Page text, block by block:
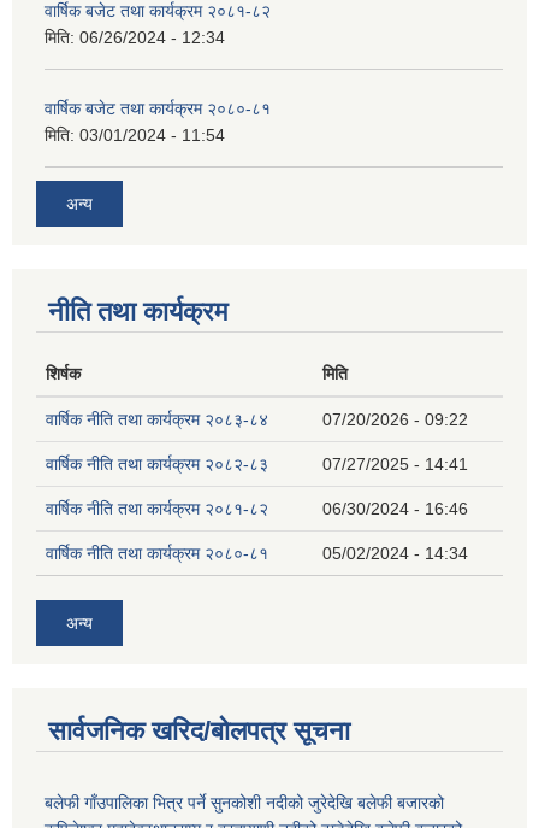
वार्षिक बजेट तथा कार्यक्रम २०८१-८२
मिति: 06/26/2024 - 12:34
वार्षिक बजेट तथा कार्यक्रम २०८०-८१
मिति: 03/01/2024 - 11:54
अन्य
नीति तथा कार्यक्रम
शिर्षक मिति
वार्षिक नीति तथा कार्यक्रम २०८३-८४ 07/20/2026 - 09:22
वार्षिक नीति तथा कार्यक्रम २०८२-८३ 07/27/2025 - 14:41
वार्षिक नीति तथा कार्यक्रम २०८१-८२ 06/30/2024 - 16:46
वार्षिक नीति तथा कार्यक्रम २०८०-८१ 05/02/2024 - 14:34
अन्य
सार्वजनिक खरिद/बोलपत्र सूचना
बलेफी गाँउपालिका भित्र पर्ने सुनकोशी नदीको जुरेदेखि बलेफी बजारको